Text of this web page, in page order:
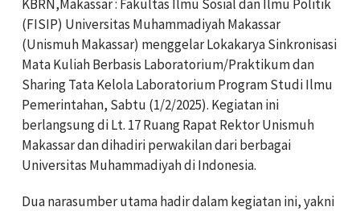
KBRN,Makassar : Fakultas Ilmu Sosial dan Ilmu Politik
(FISIP) Universitas Muhammadiyah Makassar
(Unismuh Makassar) menggelar Lokakarya Sinkronisasi
Mata Kuliah Berbasis Laboratorium/Praktikum dan
Sharing Tata Kelola Laboratorium Program Studi Ilmu
Pemerintahan, Sabtu (1/2/2025). Kegiatan ini
berlangsung di Lt. 17 Ruang Rapat Rektor Unismuh
Makassar dan dihadiri perwakilan dari berbagai
Universitas Muhammadiyah di Indonesia.
Dua narasumber utama hadir dalam kegiatan ini, yakni